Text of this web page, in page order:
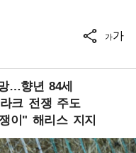
가가
…향년 84세
크 전쟁 주도
이" 해리스 지지